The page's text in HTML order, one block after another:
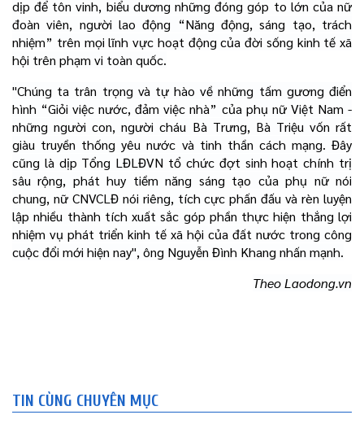
dịp để tôn vinh, biểu dương những đóng góp to lớn của nữ
đoàn viên, người lao động “Năng động, sáng tạo, trách
nhiệm” trên mọi lĩnh vực hoạt động của đời sống kinh tế xã
hội trên phạm vi toàn quốc.
"Chúng ta trân trọng và tự hào về những tấm gương điển
hình “Giỏi việc nước, đảm việc nhà” của phụ nữ Việt Nam -
những người con, người cháu Bà Trưng, Bà Triệu vốn rất
giàu truyền thống yêu nước và tinh thần cách mạng. Đây
cũng là dịp Tổng LĐLĐVN tổ chức đợt sinh hoạt chính trị
sâu rộng, phát huy tiềm năng sáng tạo của phụ nữ nói
chung, nữ CNVCLĐ nói riêng, tích cực phấn đấu và rèn luyện
lập nhiều thành tích xuất sắc góp phần thực hiện thắng lợi
nhiệm vụ phát triển kinh tế xã hội của đất nước trong công
cuộc đổi mới hiện nay", ông Nguyễn Đình Khang nhấn mạnh.
Theo Laodong.vn
TIN CÙNG CHUYÊN MỤC